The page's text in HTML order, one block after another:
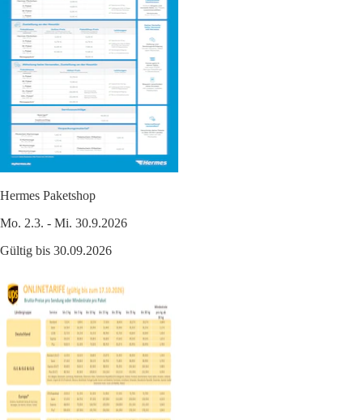
Hermes Paketshop
Mo. 2.3. - Mi. 30.9.2026
Gültig bis 30.09.2026